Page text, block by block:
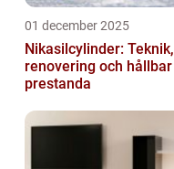
01 december 2025
Nikasilcylinder: Teknik,
renovering och hållbar
prestanda